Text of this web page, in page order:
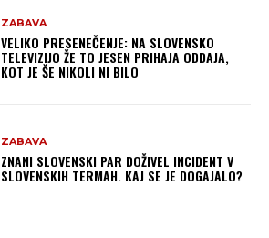
ZABAVA
VELIKO PRESENEČENJE: NA SLOVENSKO
TELEVIZIJO ŽE TO JESEN PRIHAJA ODDAJA,
KOT JE ŠE NIKOLI NI BILO
ZABAVA
ZNANI SLOVENSKI PAR DOŽIVEL INCIDENT V
SLOVENSKIH TERMAH. KAJ SE JE DOGAJALO?